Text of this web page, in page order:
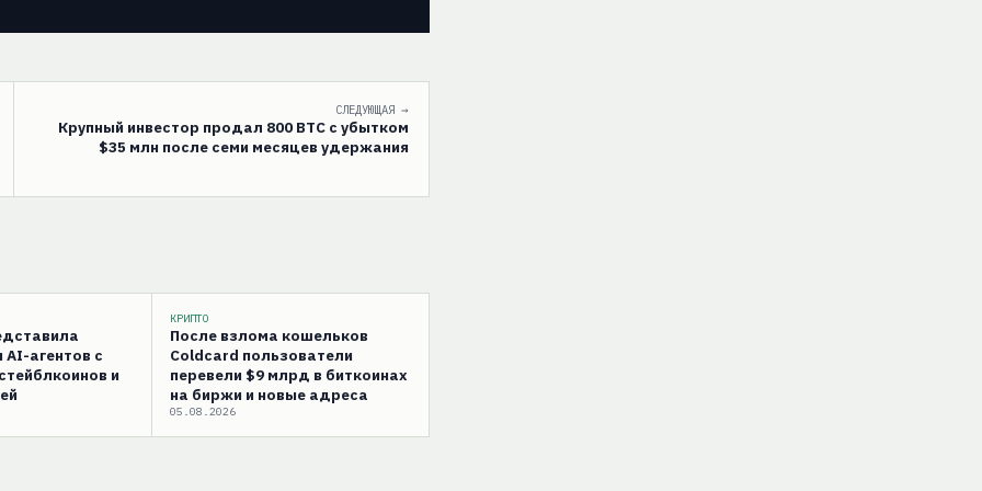
СЛЕДУЮЩАЯ →
Крупный инвестор продал 800 BTC с убытком
$35 млн после семи месяцев удержания
агентов с
и
КРИПТО
После взлома кошельков
Coldcard пользователи
перевели $9 млрд в биткоинах
на биржи и новые адреса
05.08.2026